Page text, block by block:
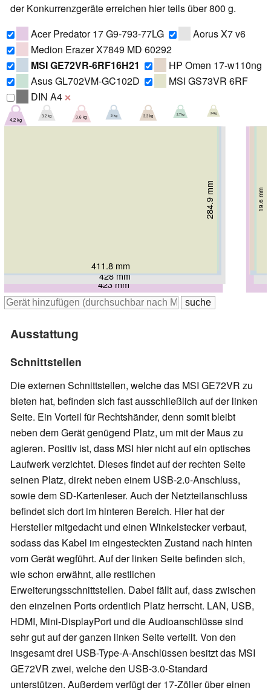
der Konkurrenzgeräte erreichen hier teils über 800 g.
Acer Predator 17 G9-793-77LG
Aorus X7 v6
Medion Erazer X7849 MD 60292
MSI GE72VR-6RF16H21
HP Omen 17-w110ng
Asus GL702VM-GC102D
MSI GS73VR 6RF
DIN A4 ❌
423 mm
322 mm 40 mm
4.2 kg
428 mm
305 mm 25 mm
3.2 kg
418 mm
287 mm 34.2 mm
3.6 kg
420 mm
288 mm 32 mm
3 kg
416 mm
279 mm 33 mm
3.3 kg
415 mm
280 mm 24 mm
2.7 kg
411.8 mm
284.9 mm 19.6 mm
2.4 kg
Ausstattung
Schnittstellen
Die externen Schnittstellen, welche das MSI GE72VR zu
bieten hat, befinden sich fast ausschließlich auf der linken
Seite. Ein Vorteil für Rechtshänder, denn somit bleibt
neben dem Gerät genügend Platz, um mit der Maus zu
agieren. Positiv ist, dass MSI hier nicht auf ein optisches
Laufwerk verzichtet. Dieses findet auf der rechten Seite
seinen Platz, direkt neben einem USB-2.0-Anschluss,
sowie dem SD-Kartenleser. Auch der Netzteilanschluss
befindet sich dort im hinteren Bereich. Hier hat der
Hersteller mitgedacht und einen Winkelstecker verbaut,
sodass das Kabel im eingesteckten Zustand nach hinten
vom Gerät wegführt. Auf der linken Seite befinden sich,
wie schon erwähnt, alle restlichen
Erweiterungsschnittstellen. Dabei fällt auf, dass zwischen
den einzelnen Ports ordentlich Platz herrscht. LAN, USB,
HDMI, Mini-DisplayPort und die Audioanschlüsse sind
sehr gut auf der ganzen linken Seite verteilt. Von den
insgesamt drei USB-Type-A-Anschlüssen besitzt das MSI
GE72VR zwei, welche den USB-3.0-Standard
unterstützen. Außerdem verfügt der 17-Zöller über einen